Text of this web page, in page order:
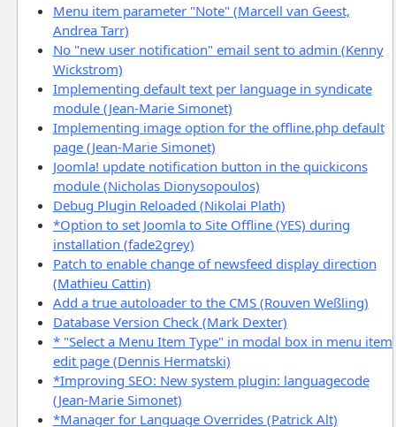
Menu item parameter "Note" (Marcell van Geest,
Andrea Tarr)
No "new user notification" email sent to admin (Kenny
Wickstrom)
Implementing default text per language in syndicate
module (Jean-Marie Simonet)
Implementing image option for the offline.php default
page (Jean-Marie Simonet)
Joomla! update notification button in the quickicons
module (Nicholas Dionysopoulos)
Debug Plugin Reloaded (Nikolai Plath)
*Option to set Joomla to Site Offline (YES) during
installation (fade2grey)
Patch to enable change of newsfeed display direction
(Mathieu Cattin)
Add a true autoloader to the CMS (Rouven Weßling)
Database Version Check (Mark Dexter)
* "Select a Menu Item Type" in modal box in menu item
edit page (Dennis Hermatski)
*Improving SEO: New system plugin: languagecode
(Jean-Marie Simonet)
*Manager for Language Overrides (Patrick Alt)